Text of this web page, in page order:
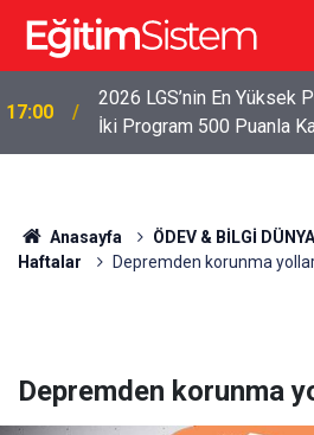
12:45
2026 LGS İlk Yerleştirme
Alan Liseler Yüzde 95,76
Anasayfa ÖDEV & BİLGİ
Haftalar
Depremden korunma
Depremden korunma